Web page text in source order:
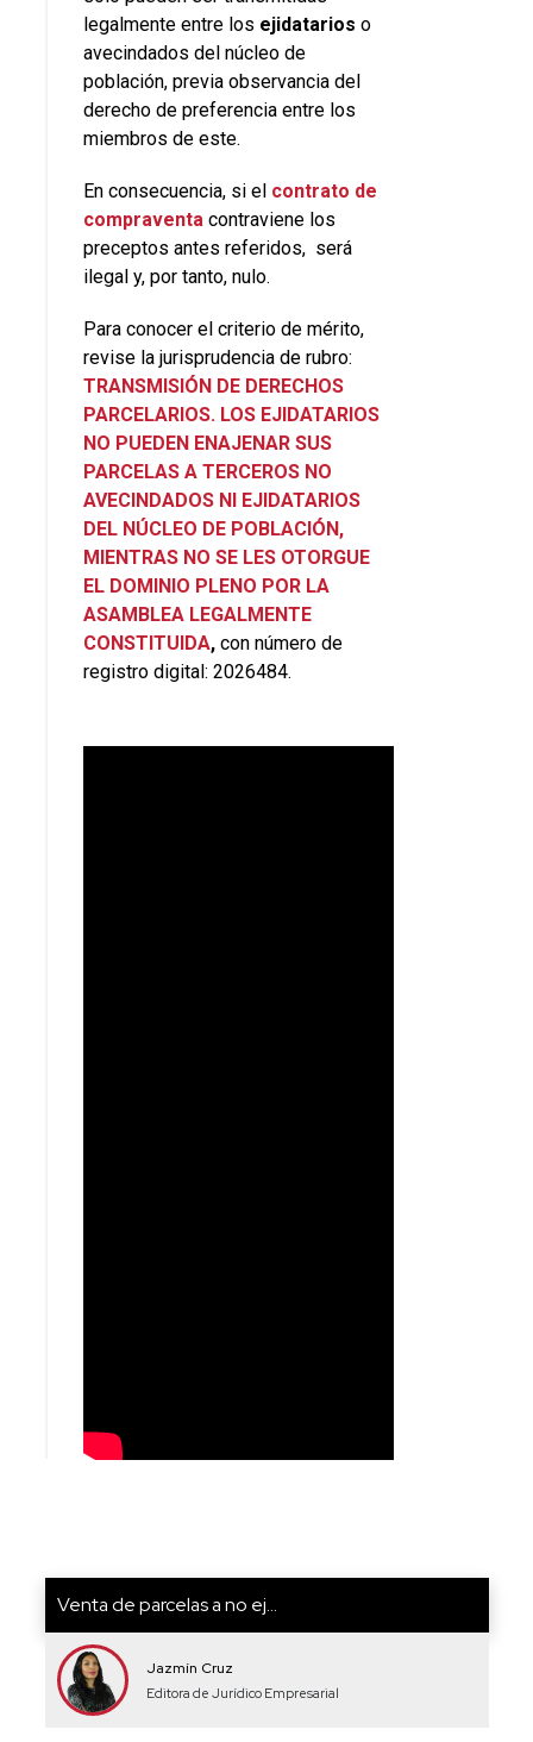
legalmente entre los ejidatarios o
avecindados del núcleo de
población, previa observancia del
derecho de preferencia entre los
miembros de este.
En consecuencia, si el contrato de
compraventa contraviene los
preceptos antes referidos, será
ilegal y, por tanto, nulo.
Para conocer el criterio de mérito,
revise la jurisprudencia de rubro:
TRANSMISIÓN DE DERECHOS
PARCELARIOS. LOS EJIDATARIOS
NO PUEDEN ENAJENAR SUS
PARCELAS A TERCEROS NO
AVECINDADOS NI EJIDATARIOS
DEL NÚCLEO DE POBLACIÓN,
MIENTRAS NO SE LES OTORGUE
EL DOMINIO PLENO POR LA
ASAMBLEA LEGALMENTE
CONSTITUIDA,con número de
registro digital: 2026484.
Venta de parcelas a no ej...
Jazmín Cruz
Editora de Jurídico Empresarial